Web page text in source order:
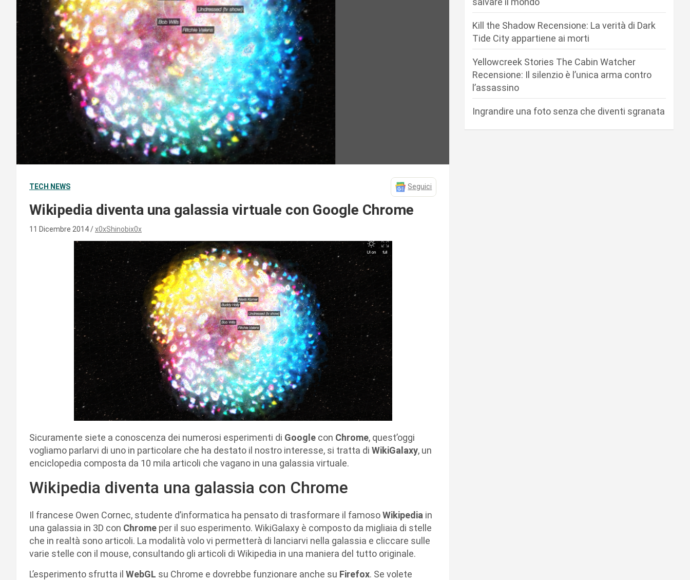
TECH NEWS Seguici
Wikipedia diventa una galassia virtuale con Google Chrome
11 Dicembre 2014 x0xShinobix0x
Sicuramente siete a conoscenza dei numerosi esperimenti di Google con Chrome, quest’oggi
vogliamo parlarvi di uno in particolare che ha destato il nostro interesse, si tratta di WikiGalaxy, un
enciclopedia composta da 10 mila articoli che vagano in una galassia virtuale.
Wikipedia diventa una galassia con Chrome
Il francese Owen Cornec, studente d’informatica ha pensato di trasformare il famosoWikipedia in
una galassia in 3D con Chrome per il suo esperimento. WikiGalaxy è composto da migliaia di stelle
che in realtà sono articoli. La modalità volo vi permetterà di lanciarvi nella galassia e cliccare sulle
varie stelle con il mouse, consultando gli articoli di Wikipedia in una maniera del tutto originale.
L’esperimento sfrutta il WebGL su Chrome e dovrebbe funzionare anche su Firefox. Se volete
Kill the Shadow Recensione: La verità di Dark
Tide City appartiene ai morti
Yellowcreek Stories The Cabin Watcher
Recensione: Il silenzio è l’unica arma contro
l’assassino
Ingrandire una foto senza che diventi sgranata